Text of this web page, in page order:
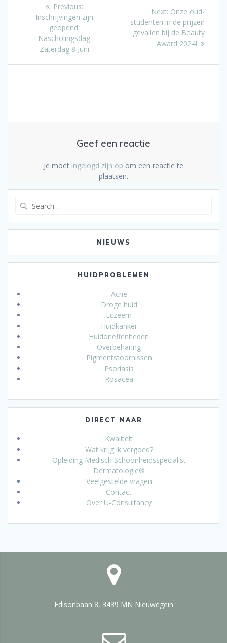
navigatie
Previous:Previous
post:
Inschrijvingen zijn
geopend:
Nascholingsdag
Zaterdag 8 Juni
Next: Next
post:
Onze oud-
studenten in de prijzen
gevallen bij de Beauty
Award 2024!
Geef een reactie
Je moet ingelogd zijn op om een reactie te
plaatsen.
NIEUWS
HUIDPROBLEMEN
Acne
Droge huid
Eczeem
Huidkanker
Huidoneffenheden
Overbeharing
Pigmentstoornissen
Psoriasis
Rosacea
DIRECT NAAR
Kwaliteit
Wat krijg ik vergoed?
Opleiding Medisch Schoonheidsspecialist
Dermatologie®
Veelgestelde vragen
Contact
Over U-Consultancy
Edisonbaan 8, 3439 MN Nieuwegein